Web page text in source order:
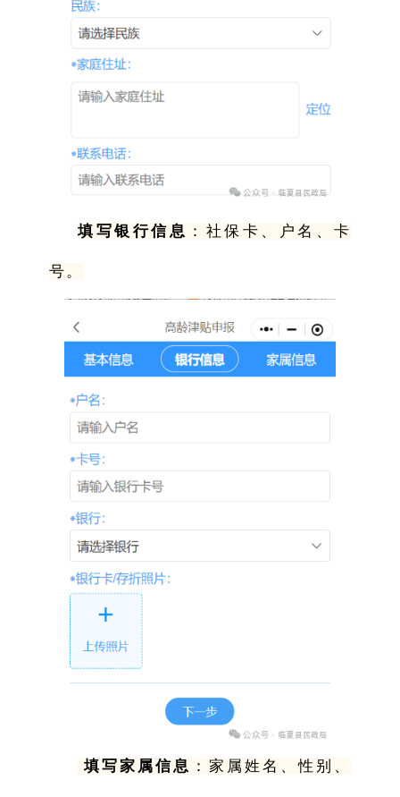
填写银行信息 ：社保卡、户名、卡
号。
填写家属信息 ：家属姓名、性别、